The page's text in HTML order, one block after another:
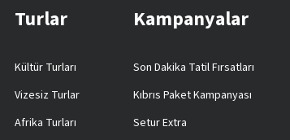
Turlar
Kültür Turları
Vizesiz Turlar
Afrika Turları
Kampanyalar
Son Dakika Tatil Fırsatları
Kıbrıs Paket Kampanyası
Setur Extra